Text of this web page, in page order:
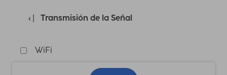
Transmisión de la Señal
WiFi